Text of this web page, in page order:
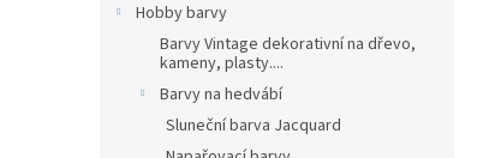
Hobby barvy
Barvy Vintage dekorativní na dřevo,
kameny, plasty....
Barvy na hedvábí
Sluneční barva Jacquard